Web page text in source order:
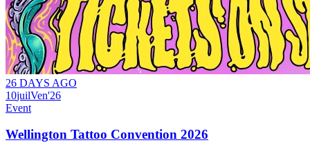
26 DAYS AGO
10juilVen'26
Event
Wellington Tattoo Convention 2026